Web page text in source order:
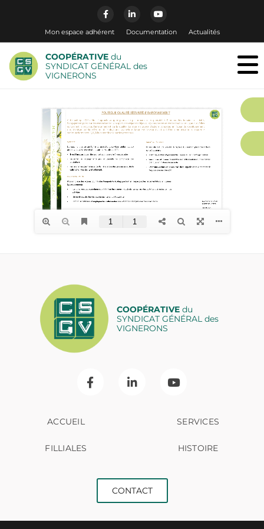
Mon espace adhérent Documentation Actualités
COOPÉRATIVE du
SYNDICAT GÉNÉRAL des
VIGNERONS
COOPÉRATIVEdu
SYNDICAT GÉNÉRAL des
VIGNERONS
ACCUEIL SERVICES
FILLIALES HISTOIRE
CONTACT